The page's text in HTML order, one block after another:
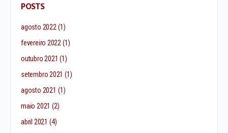
POSTS
agosto 2022(1)
fevereiro 2022(1)
outubro 2021 (1)
setembro 2021 (1)
agosto 2021 (1)
maio 2021 (2)
abril 2021 (4)